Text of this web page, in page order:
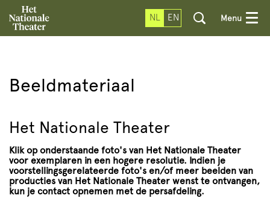
NL EN Menu
Beeldmateriaal
Het Nationale Theater
Klik op onderstaande foto's van Het Nationale Theater
voor exemplaren in een hogere resolutie. Indien je
voorstellingsgerelateerde foto's en/of meer beelden van
producties van Het Nationale Theater wenst te ontvangen,
kun je contact opnemen met de persafdeling.